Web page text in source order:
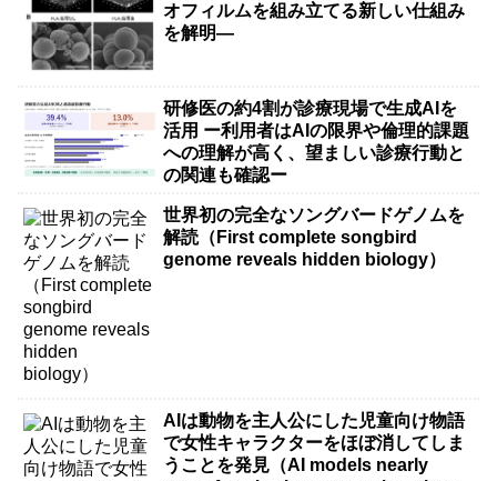
オフィルムを組み立てる新しい仕組み
を解明―
研修医の約4割が診療現場で生成AIを
活用 ー利用者はAIの限界や倫理的課題
への理解が高く、望ましい診療行動と
の関連も確認ー
世界初の完全なソングバードゲノムを
解読（First complete songbird
genome reveals hidden biology）
AIは動物を主人公にした児童向け物語
で女性キャラクターをほぼ消してしま
うことを発見（AI models nearly